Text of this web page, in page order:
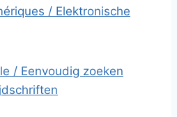
/ Elektronische
/ Eenvoudig zoeken